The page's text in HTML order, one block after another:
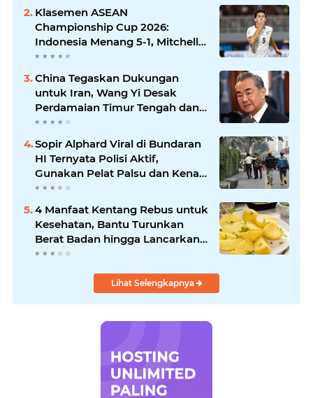
Klasemen ASEAN
Championship Cup 2026:
Indonesia Menang 5-1, Mitchell
Baker Hattrick dan Puncaki Top
Skor
China Tegaskan Dukungan
untuk Iran, Wang Yi Desak
Perdamaian Timur Tengah dan
Soroti Ketegangan dengan AS
Sopir Alphard Viral di Bundaran
HI Ternyata Polisi Aktif,
Gunakan Pelat Palsu dan Kena
Tilang
4 Manfaat Kentang Rebus untuk
Kesehatan, Bantu Turunkan
Berat Badan hingga Lancarkan
Pencernaan
Lihat Selengkapnya